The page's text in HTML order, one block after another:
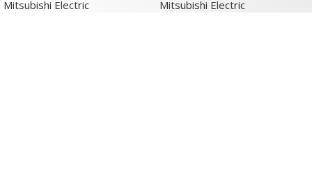
Mitsubishi Electric
Mitsubishi Electric